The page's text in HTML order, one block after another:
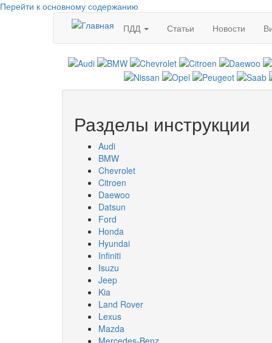
Перейти к основному содержанию
ПДД
Статьи Новости
Разделы инструкции
Audi
BMW
Chevrolet
Citroen
Daewoo
Datsun
Ford
Honda
Hyundai
Infiniti
Isuzu
Jeep
Kia
Land Rover
Lexus
Mazda
Mercedes-Benz